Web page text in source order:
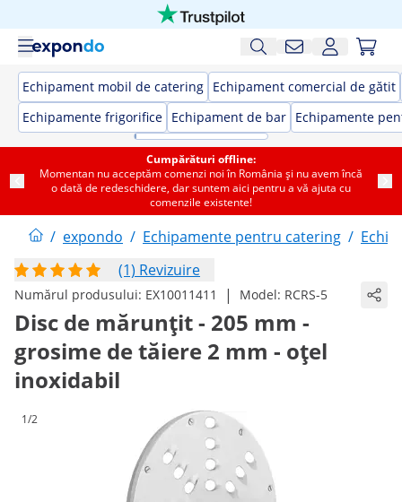
Echipament mobil de catering Echipament comercial de gătit
Echipamente frigorifice Echipament de bar Echipamente
Cumpărături offline:
Momentan nu acceptăm comenzi noi în România și nu avem încă
o dată de redeschidere, dar suntem aici pentru a vă ajuta cu
comenzile existente!
/ expondo / Echipamente pentru catering /
(1) Revizuire
Numărul produsului: EX10011411 | Model: RCRS-5
Disc de mărunțit - 205 mm -
grosime de tăiere 2 mm - oțel
inoxidabil
1/2